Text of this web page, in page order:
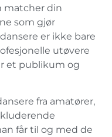
matcher din
som gjør
er ikke bare
utøvere
et publikum og
fra amatører,
får til og med de